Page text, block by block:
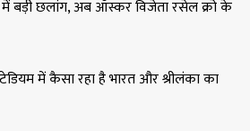
में बड़ी छलांग, अब ऑस्कर विजेता रसेल क्रो के
में कैसा रहा है भारत और श्रीलंका का